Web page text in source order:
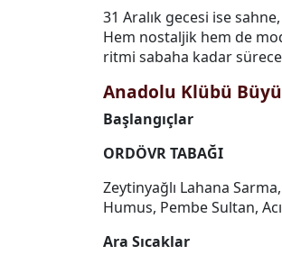
31 Aralık gecesi ise
Hem nostaljik hem de
ritmi sabaha kadar
Anadolu Klübü
Başlangıçlar
ORDÖVR TABAĞI
Zeytinyağlı Lahana
Humus, Pembe Sultan,
Ara Sıcaklar